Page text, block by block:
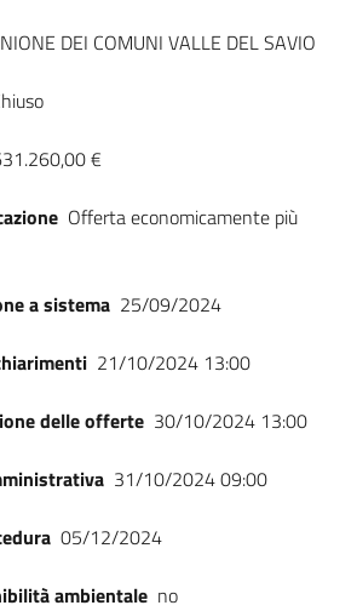
DEI COMUNI VALLE DEL SAVIO
€
Offerta economicamente più
a sistema 25/09/2024
21/10/2024 13:00
delle offerte 30/10/2024 13:00
31/10/2024 09:00
05/12/2024
ambientale no